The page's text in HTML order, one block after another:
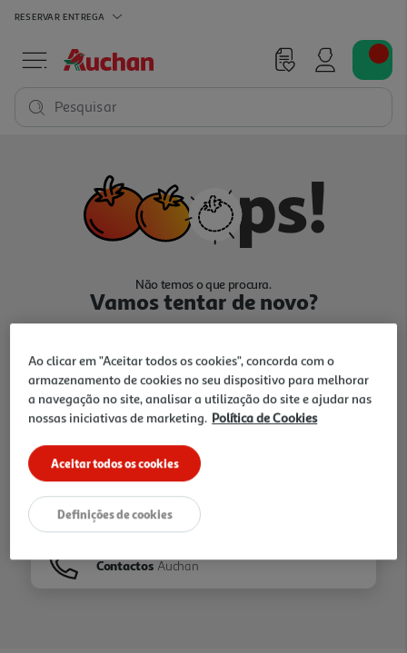
RESERVAR ENTREGA
Pesquisar
Não temos o que procura.
Vamos tentar de novo?
Ir para Homepage
Folhetos
Contactos Auchan
Ao clicar em "Aceitar todos os cookies", concorda com o
armazenamento de cookies no seu dispositivo para melhorar
a navegação no site, analisar a utilização do site e ajudar nas
nossas iniciativas de marketing. Política de Cookies
Aceitar todos os cookies
Definições de cookies